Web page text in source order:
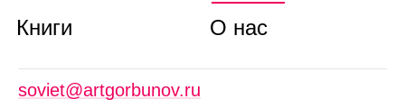
Книги
О нас
soviet@artgorbunov.ru